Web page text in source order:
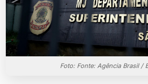
Foto: Fonte: Agência Brasil /